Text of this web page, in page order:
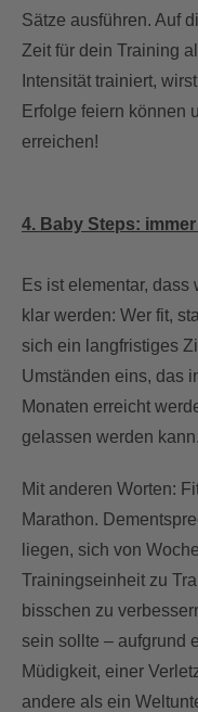
Sätze ausführen. Auf
Zeit für dein Training
Intensität trainiert,
Erfolge feiern können
erreichen!
4. Baby Steps:
Es ist elementar,
klar werden: Wer fit,
sich ein langfristiges
Umständen eins, das
Monaten erreicht
gelassen werden kann.
Mit anderen Worten:
Marathon.
liegen, sich von
Trainingseinheit zu
bisschen zu
sein sollte – aufgrund
Müdigkeit, einer
andere als ein